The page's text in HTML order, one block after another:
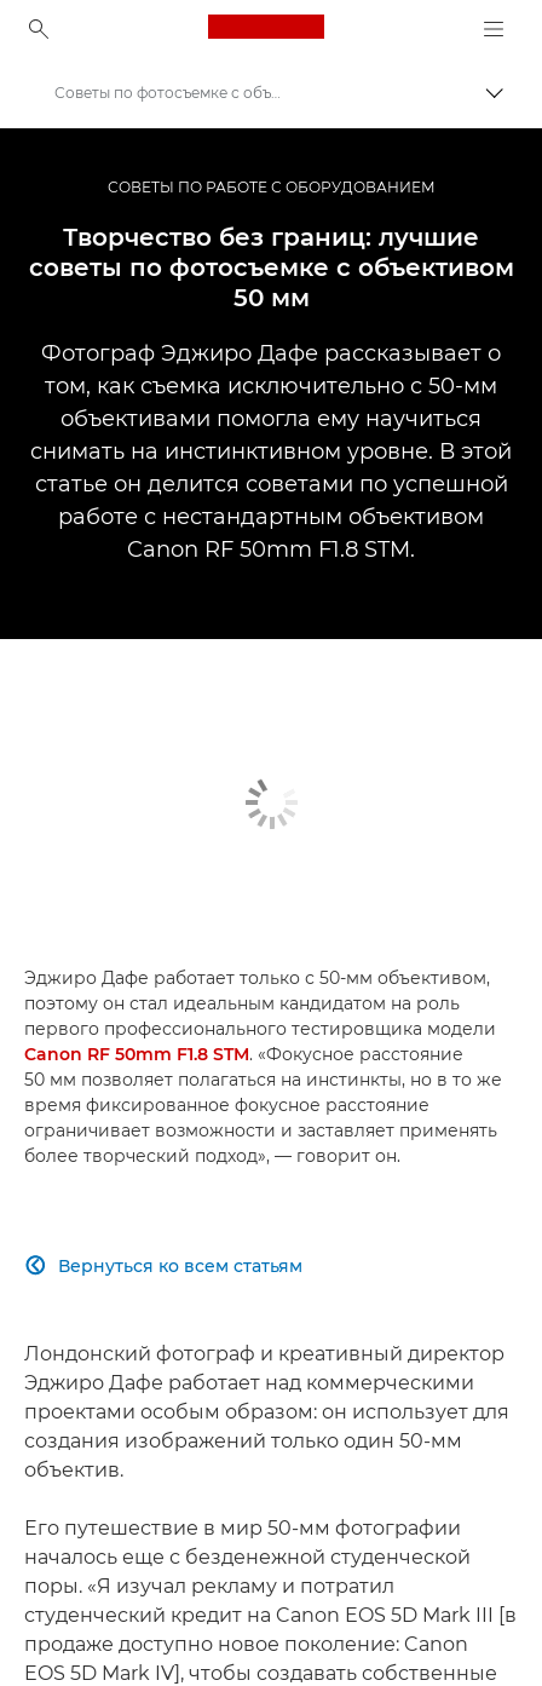
Canon Logo, back to
Профессиональная фото- и видеосъемка
Истории
Советы по фотосъемке с объективом 50 мм
СОВЕТЫ ПО РАБОТЕ С ОБОРУДОВАНИЕМ
Творчество без границ: лучшие
советы по фотосъемке с объективом
50 мм
Фотограф Эджиро Дафе рассказывает о
том, как съемка исключительно с 50-мм
объективами помогла ему научиться
снимать на инстинктивном уровне. В этой
статье он делится советами по успешной
работе с нестандартным объективом
Canon RF 50mm F1.8 STM.
Эджиро Дафе работает только с 50-мм объективом,
поэтому он стал идеальным кандидатом на роль
первого профессионального тестировщика модели
Canon RF 50mm F1.8 STM. «Фокусное расстояние
50 мм позволяет полагаться на инстинкты, но в то же
время фиксированное фокусное расстояние
ограничивает возможности и заставляет применять
более творческий подход», — говорит он.
Вернуться ко всем статьям

Лондонский фотограф и креативный директор
Эджиро Дафе работает над коммерческими
проектами особым образом: он использует для
создания изображений только один 50-мм
объектив.
Его путешествие в мир 50-мм фотографии
началось еще с безденежной студенческой
поры. «Я изучал рекламу и потратил
студенческий кредит на Canon EOS 5D Mark III [в
продаже доступно новое поколение: Canon
EOS 5D Mark IV], чтобы создавать собственные